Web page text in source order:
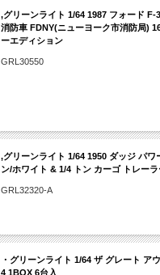
,グリーンライト 1/64 1987 フォード F-
消防車 FDNY(ニューヨーク市消防局)
ーエディション
GRL30550
,グリーンライト 1/64 1950 ダッジ パワ
ン/ホワイト & 1/4 トン カーゴ トレーラ
GRL32320-A
・グリーンライト 1/64 ザ グレート ア
4 1BOX 6台入